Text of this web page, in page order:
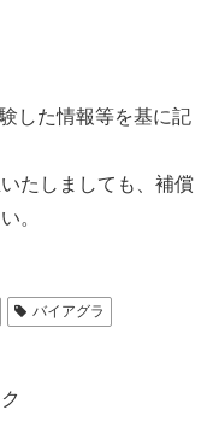
した情報等を基に記
たしましても、補償
。
バイアグラ